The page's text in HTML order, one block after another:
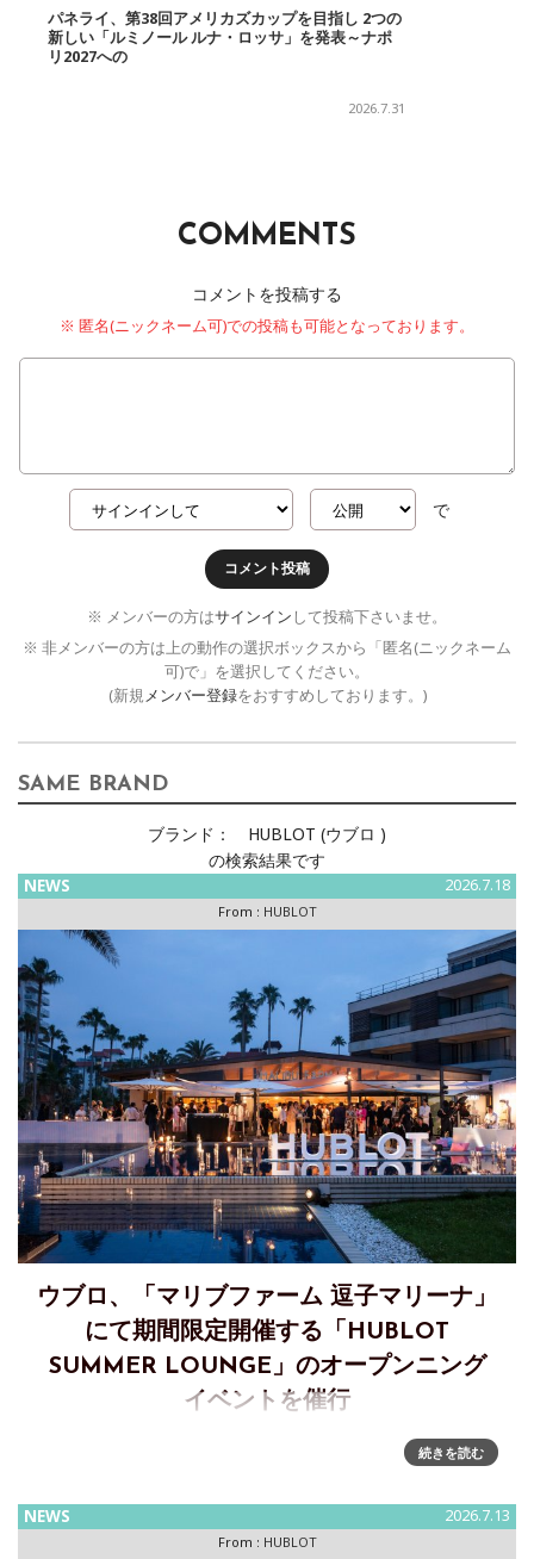
パネライ、第38回アメリカズカップを目指し 2つの
新しい「ルミノール ルナ・ロッサ」を発表～ナポ
リ2027への
2026.7.31
COMMENTS
コメントを投稿する
※ 匿名(ニックネーム可)での投稿も可能となっております。
で
コメント投稿
※ メンバーの方はサインイン して投稿下さいませ。
※ 非メンバーの方は上の動作の選択ボックスから「匿名(ニックネーム
可)で」を選択してください。
(新規メンバー登録をおすすめしております。)
SAME BRAND
ブランド：
HUBLOT (ウブロ )
の検索結果です
NEWS 2026.7.18
From : HUBLOT
ウブロ、「マリブファーム 逗子マリーナ」
にて期間限定開催する「HUBLOT
SUMMER LOUNGE」のオープンニング
イベントを催行
期間限定「HUBLOT SUMMER LOUNGE」のオープニングイ
ベントを開催ウブロは、2026年7月17日（金）から8月2日
続きを読む
NEWS 2026.7.13
From : HUBLOT